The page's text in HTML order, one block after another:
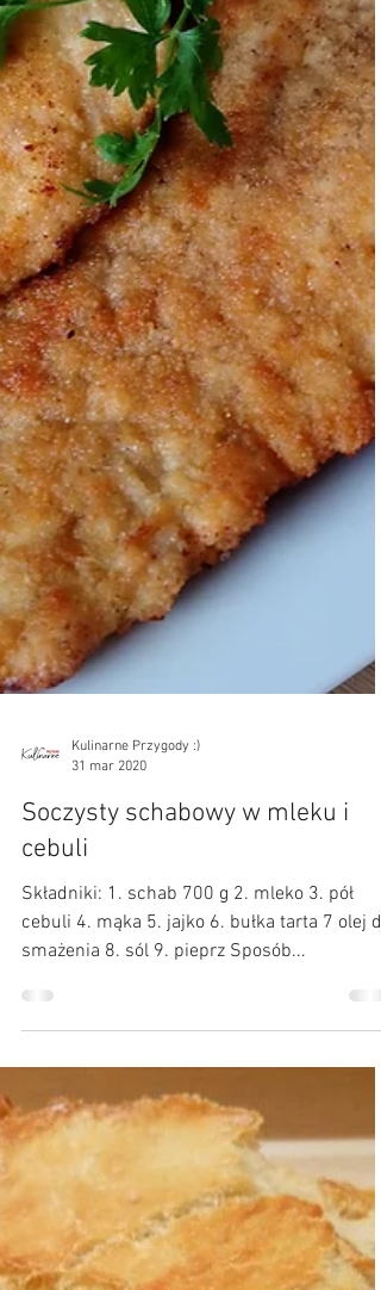
Kulinarne Przygody :)
Soczysty schabowy w mleku i
cebuli
Składniki: 1. schab 700 g 2. mleko 3. pół
cebuli 4. mąka 5. jajko 6. bułka tarta 7 olej do
smażenia 8. sól 9. pieprz Sposób...